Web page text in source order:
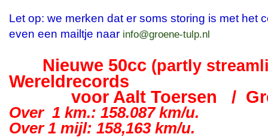
Let op: we merken dat er soms storing is met het
even een mailtje naar info@groene-tulp.nl
Nieuwe 50cc (partly
Wereldrecords
voor Aalt Toersen /
Over 1 km.: 158.087 km/u.
Over 1 mijl: 158,163 km/u.